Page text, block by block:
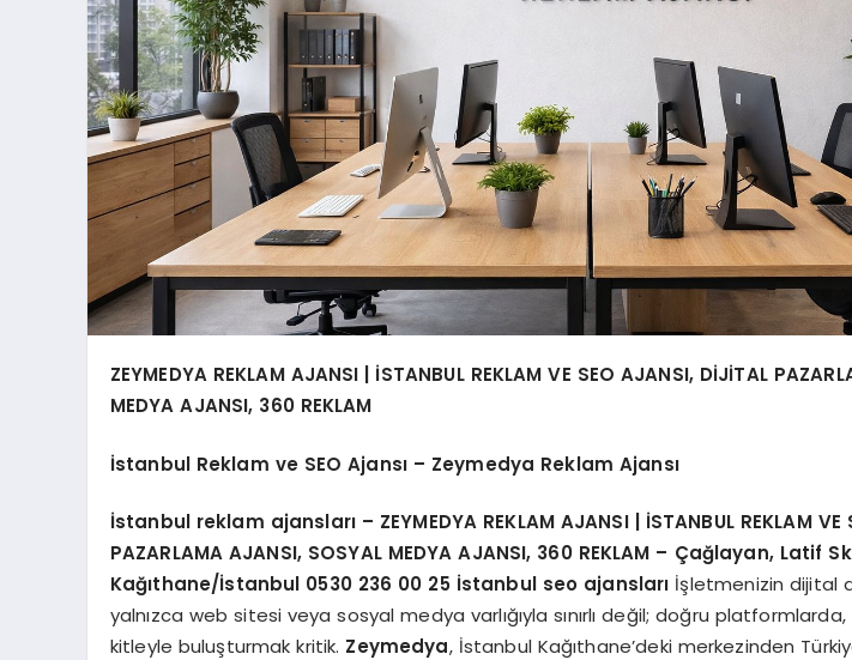
ZEYMEDYA REKLAM AJANSI | İSTANBUL REKLAM VE SEO AJANSI, DİJİTAL
MEDYA AJANSI, 360 REKLAM
İstanbul Reklam ve SEO Ajansı – Zeymedya Reklam Ajansı
İstanbul reklam ajansları – ZEYMEDYA REKLAM AJANSI | İSTANBUL REKLAM
PAZARLAMA AJANSI, SOSYAL MEDYA AJANSI, 360 REKLAM – Çağlayan, Latif
Kağıthane/İstanbul 0530 236 00 25 İstanbul seo ajansları İşletmenizin dijital
yalnızca web sitesi veya sosyal medya varlığıyla sınırlı değil; doğru
kitleyle buluşturmak kritik. Zeymedya, İstanbul Kağıthane’deki merkezinden